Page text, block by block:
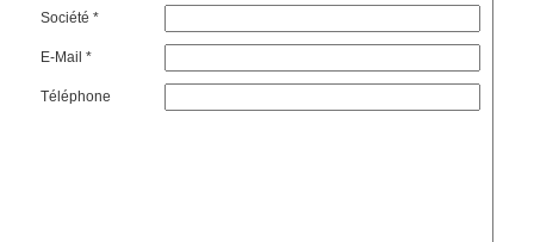
E-Mail *
Téléphone
Société *